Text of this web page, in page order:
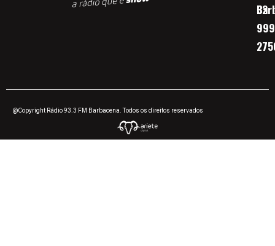
32
@Copyright Rádio 93.3 FM Barbacena. Todos os direitos reservados